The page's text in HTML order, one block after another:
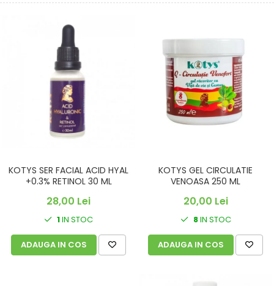
KOTYS SER FACIAL ACID HYAL
+0.3% RETINOL 30 ML
28,00 Lei
1IN STOC
ADAUGA IN COS
KOTYS GEL CIRCULATIE
VENOASA 250 ML
20,00 Lei
8IN STOC
ADAUGA IN COS